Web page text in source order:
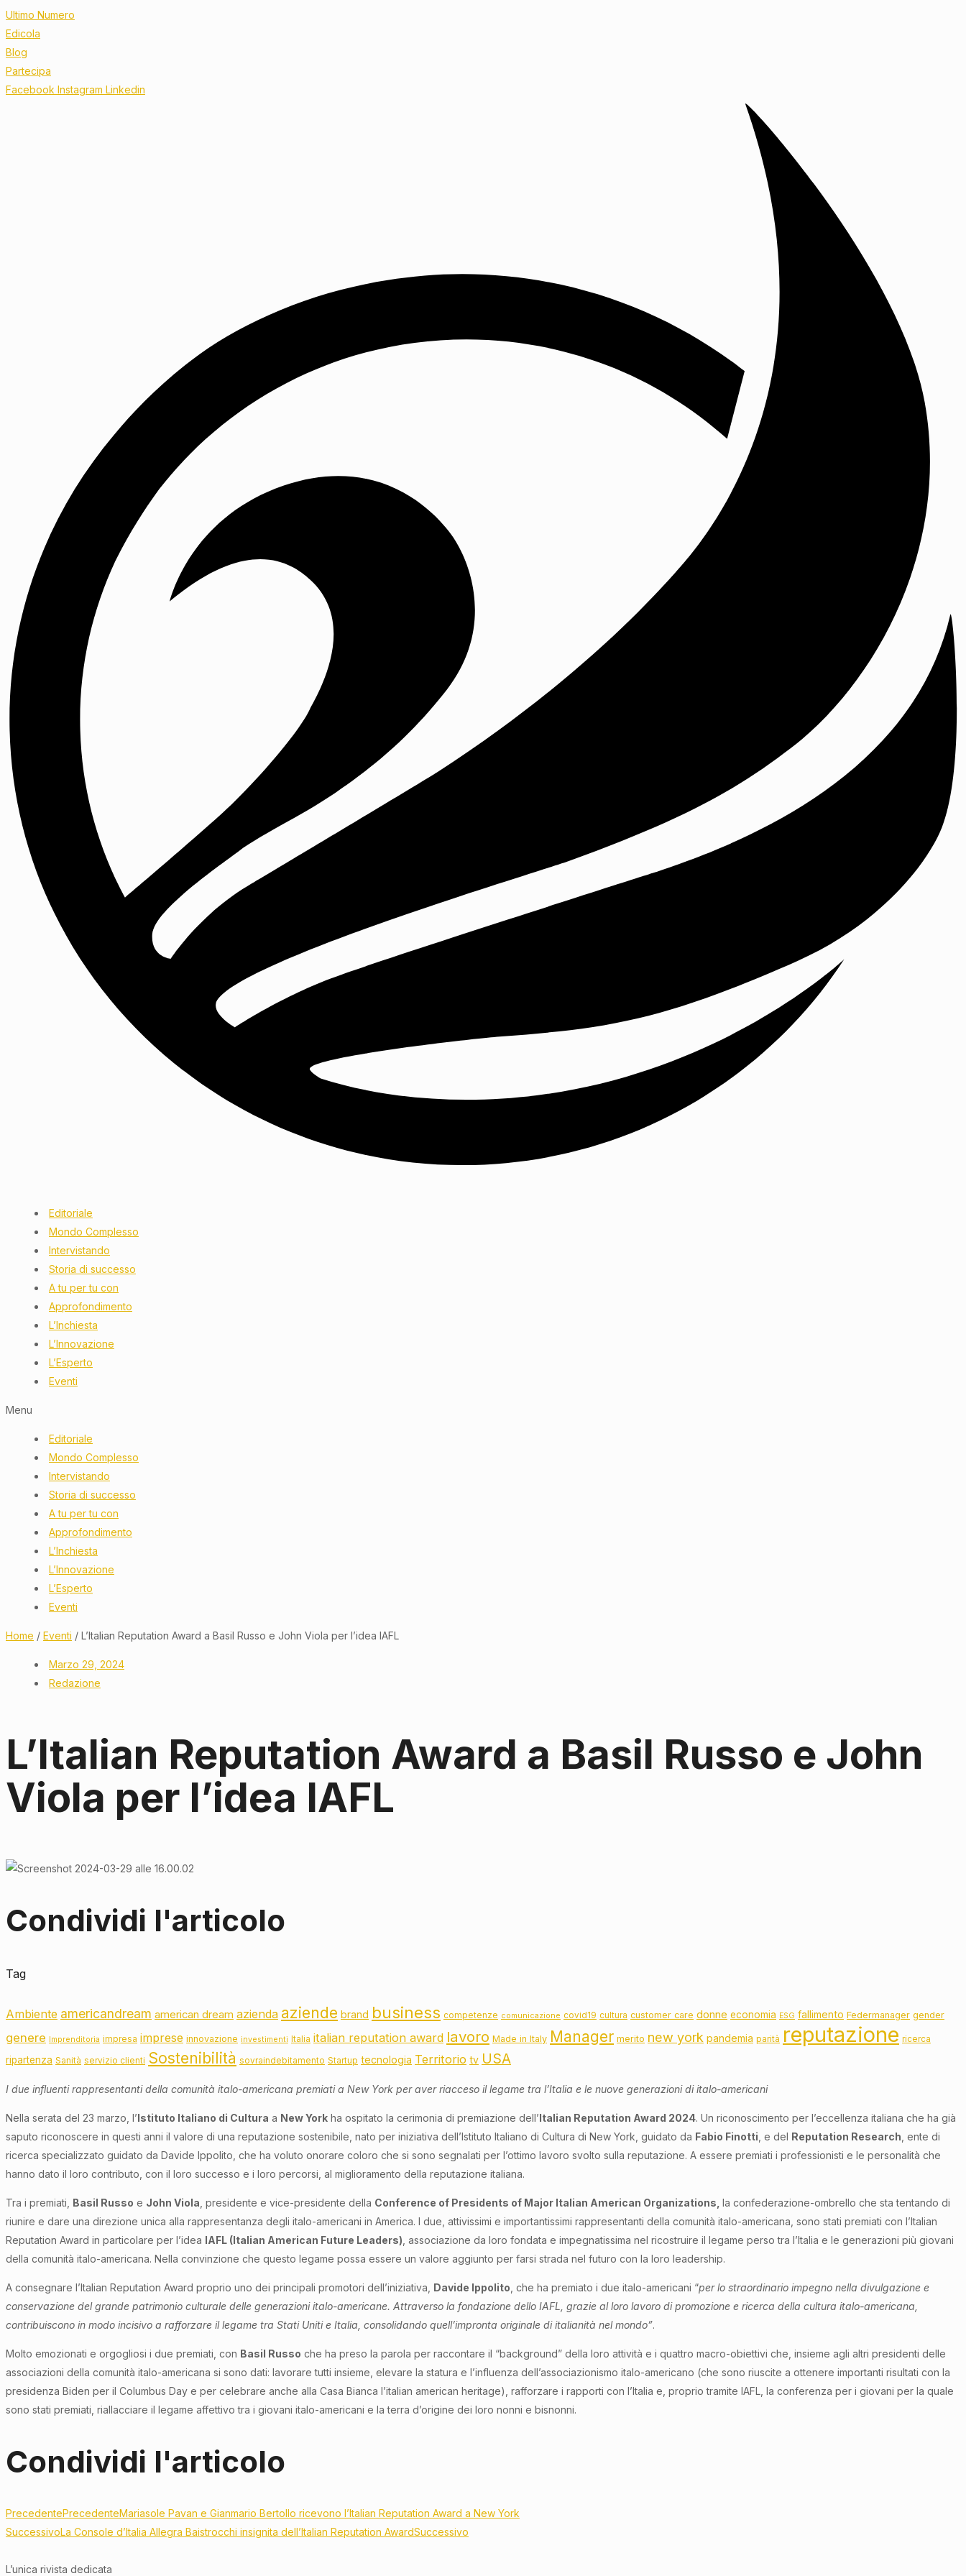
Ultimo Numero
Edicola
Blog
Partecipa
Facebook Instagram Linkedin
Editoriale
Mondo Complesso
Intervistando
Storia di successo
A tu per tu con
Approfondimento
L’Inchiesta
L’Innovazione
L’Esperto
Eventi
Menu
Editoriale
Mondo Complesso
Intervistando
Storia di successo
A tu per tu con
Approfondimento
L’Inchiesta
L’Innovazione
L’Esperto
Eventi
Home / Eventi / L’Italian Reputation Award a Basil Russo e John Viola per l’idea IAFL
Marzo 29, 2024
Redazione
L’Italian Reputation Award a Basil Russo e John
Viola per l’idea IAFL
Condividi l'articolo
Tag
Ambiente americandream american dream azienda aziende brand business competenze comunicazione covid19 cultura customer care donne economia ESG fallimento Federmanager gender
genere Imprenditoria impresa imprese innovazione investimenti Italia italian reputation award lavoro Made in Italy Manager merito new york pandemia parità reputazione ricerca
ripartenza Sanità servizio clienti Sostenibilità sovraindebitamento Startup tecnologia Territorio tv USA
I due influenti rappresentanti della comunità italo-americana premiati a New York per aver riacceso il legame tra l’Italia e le nuove generazioni di italo-americani
Nella serata del 23 marzo, l’Istituto Italiano di Cultura a New York ha ospitato la cerimonia di premiazione dell’Italian Reputation Award 2024. Un riconoscimento per l’eccellenza italiana che ha già
saputo riconoscere in questi anni il valore di una reputazione sostenibile, nato per iniziativa dell’Istituto Italiano di Cultura di New York, guidato da Fabio Finotti , e del Reputation Research , ente di
ricerca specializzato guidato da Davide Ippolito, che ha voluto onorare coloro che si sono segnalati per l’ottimo lavoro svolto sulla reputazione. A essere premiati i professionisti e le personalità che
hanno dato il loro contributo, con il loro successo e i loro percorsi, al miglioramento della reputazione italiana.
Tra i premiati, Basil Russo e John Viola , presidente e vice-presidente della Conference of Presidents of Major Italian American Organizations, la confederazione-ombrello che sta tentando di
riunire e dare una direzione unica alla rappresentanza degli italo-americani in America. I due, attivissimi e importantissimi rappresentanti della comunità italo-americana, sono stati premiati con l’Italian
Reputation Award in particolare per l’idea IAFL (Italian American Future Leaders) , associazione da loro fondata e impegnatissima nel ricostruire il legame perso tra l’Italia e le generazioni più giovani
della comunità italo-americana. Nella convinzione che questo legame possa essere un valore aggiunto per farsi strada nel futuro con la loro leadership.
A consegnare l’Italian Reputation Award proprio uno dei principali promotori dell’iniziativa, Davide Ippolito , che ha premiato i due italo-americani “per lo straordinario impegno nella divulgazione e
conservazione del grande patrimonio culturale delle generazioni italo-americane. Attraverso la fondazione dello IAFL, grazie al loro lavoro di promozione e ricerca della cultura italo-americana,
contribuiscono in modo incisivo a rafforzare il legame tra Stati Uniti e Italia, consolidando quell’impronta originale di italianità nel mondo”.
Molto emozionati e orgogliosi i due premiati, con Basil Russo che ha preso la parola per raccontare il “background” della loro attività e i quattro macro-obiettivi che, insieme agli altri presidenti delle
associazioni della comunità italo-americana si sono dati: lavorare tutti insieme, elevare la statura e l’influenza dell’associazionismo italo-americano (che sono riuscite a ottenere importanti risultati con la
presidenza Biden per il Columbus Day e per celebrare anche alla Casa Bianca l’italian american heritage), rafforzare i rapporti con l’Italia e, proprio tramite IAFL, la conferenza per i giovani per la quale
sono stati premiati, riallacciare il legame affettivo tra i giovani italo-americani e la terra d’origine dei loro nonni e bisnonni.
Condividi l'articolo
PrecedentePrecedenteMariasole Pavan e Gianmario Bertollo ricevono l’Italian Reputation Award a New York
SuccessivoLa Console d’Italia Allegra Baistrocchi insignita dell’Italian Reputation AwardSuccessivo
L’unica rivista dedicata